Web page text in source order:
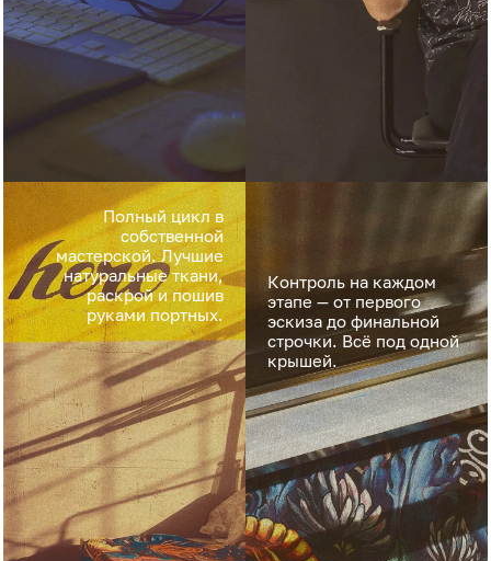
Полный цикл в
собственной
мастерской. Лучшие
натуральные ткани,
раскрой и пошив
руками портных.
Контроль на каждом
этапе — от первого
эскиза до финальной
строчки. Всё под одной
крышей.